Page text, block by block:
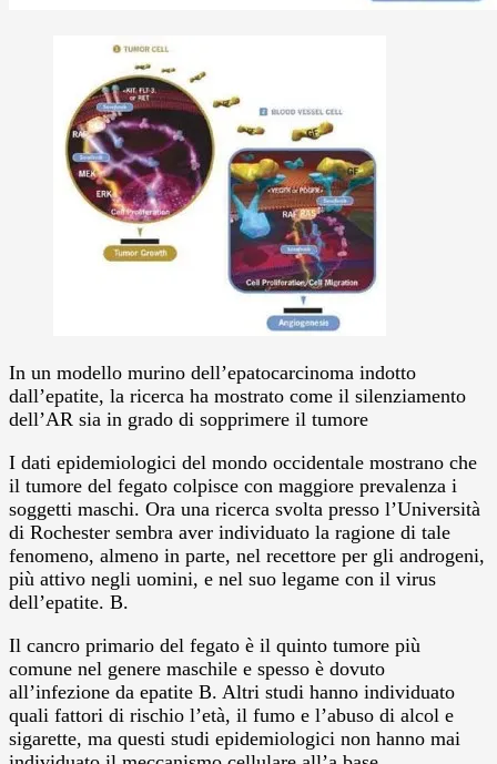
In un modello murino dell’epatocarcinoma indotto
dall’epatite, la ricerca ha mostrato come il silenziamento
dell’AR sia in grado di sopprimere il tumore
I dati epidemiologici del mondo occidentale mostrano che
il tumore del fegato colpisce con maggiore prevalenza i
soggetti maschi. Ora una ricerca svolta presso l’Università
di Rochester sembra aver individuato la ragione di tale
fenomeno, almeno in parte, nel recettore per gli androgeni,
più attivo negli uomini, e nel suo legame con il virus
dell’epatite. B.
Il cancro primario del fegato è il quinto tumore più
comune nel genere maschile e spesso è dovuto
all’infezione da epatite B. Altri studi hanno individuato
quali fattori di rischio l’età, il fumo e l’abuso di alcol e
sigarette, ma questi studi epidemiologici non hanno mai